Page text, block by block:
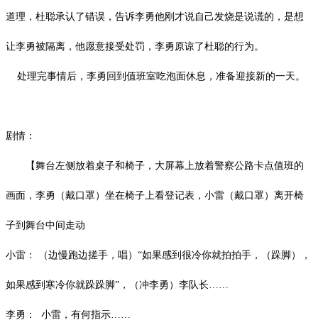
道理，杜聪承认了错误，告诉李勇他刚才说自己发烧是说谎的，是想
让李勇被隔离，他愿意接受处罚，李勇原谅了杜聪的行为。
处理完事情后，李勇回到值班室吃泡面休息，准备迎接新的一天。
剧情：
【舞台左侧放着桌子和椅子，大屏幕上放着警察公路卡点值班的
画面，李勇（戴口罩）坐在椅子上看登记表，小雷（戴口罩）离开椅
子到舞台中间走动
小雷： （边慢跑边搓手，唱） “如果感到很冷你就拍拍手，（跺脚），
如果感到寒冷你就跺跺脚”，（冲李勇）李队长……
李勇： 小雷，有何指示